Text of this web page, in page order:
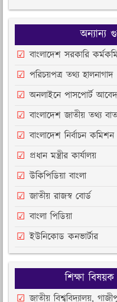
অন্যান্য
বাংলাদেশ সরকারি
পরিচয়পত্র তথ্য হালনাগাদ
অনলাইনে পাসপোর্ট
বাংলাদেশ জাতীয় তথ্য
বাংলাদেশ নির্বাচন কমিশন
প্রধান মন্ত্রীর কার্যালয়
উকিপিডিয়া বাংলা
জাতীয় রাজস্ব বোর্ড
বাংলা পিডিয়া
ইউনিকোড কনভার্টার
শিক্ষা
জাতীয় বিশ্ববিদ্যালয়,